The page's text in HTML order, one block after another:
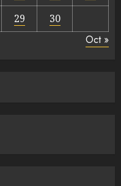
29 30
Oct »